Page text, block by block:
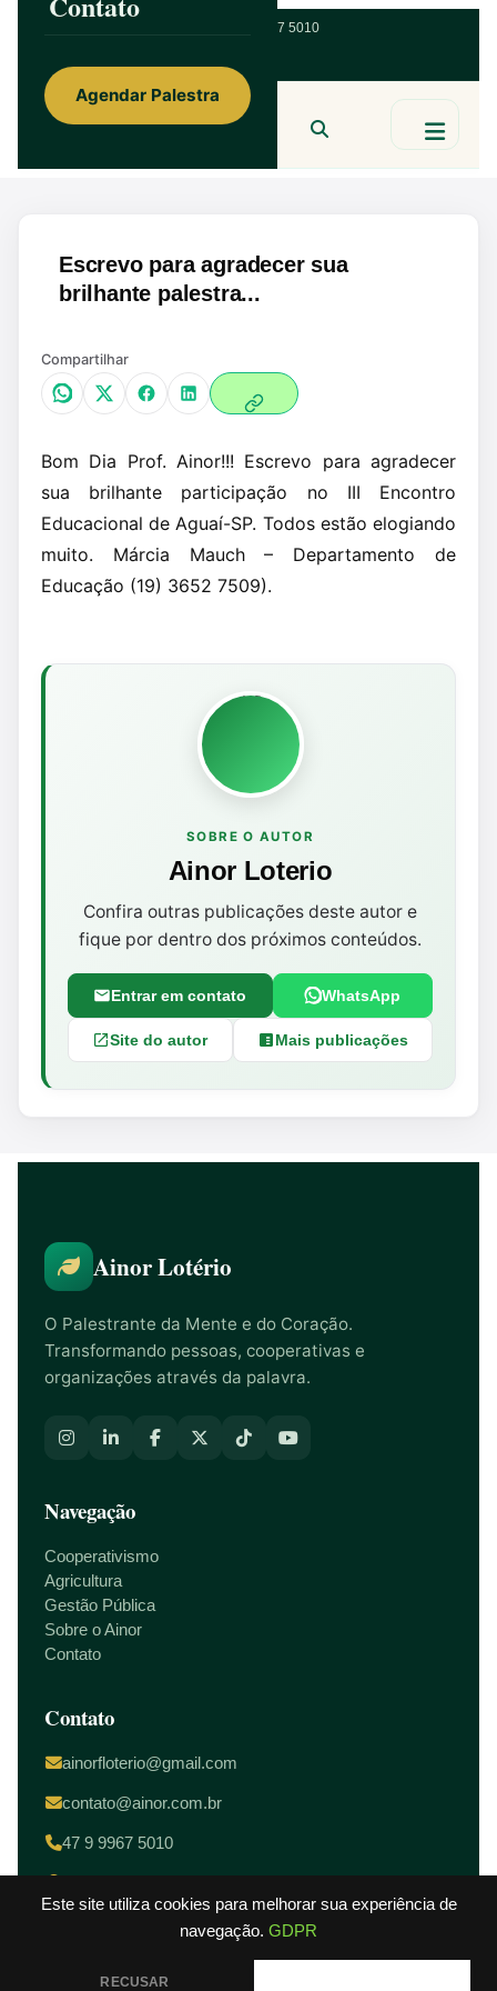
Este site utiliza cookies para melhorar sua experiência de
navegação. GDPR
RECUSAR
47 9 9967 5010
Ainor Lotério
Agendar Palestra
Escrevo para agradecer sua
brilhante palestra...
Compartilhar
Bom Dia Prof. Ainor!!! Escrevo para agradecer
sua brilhante participação no III Encontro
Educacional de Aguaí-SP. Todos estão elogiando
muito. Márcia Mauch – Departamento de
Educação (19) 3652 7509).
SOBRE O AUTOR
Ainor Loterio
Confira outras publicações deste autor e
fique por dentro dos próximos conteúdos.
Entrar em contato WhatsApp
Site do autor Mais publicações
Ainor Lotério
O Palestrante da Mente e do Coração.
Transformando pessoas, cooperativas e
organizações através da palavra.
Navegação
Cooperativismo
Agricultura
Gestão Pública
Sobre o Ainor
Contato
Contato
ainorfloterio@gmail.com
contato@ainor.com.br
47 9 9967 5010